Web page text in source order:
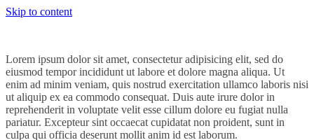
Skip to content
Lorem ipsum dolor sit amet, consectetur adipisicing elit, sed do
eiusmod tempor incididunt ut labore et dolore magna aliqua. Ut
enim ad minim veniam, quis nostrud exercitation ullamco laboris nisi
ut aliquip ex ea commodo consequat. Duis aute irure dolor in
reprehenderit in voluptate velit esse cillum dolore eu fugiat nulla
pariatur. Excepteur sint occaecat cupidatat non proident, sunt in
culpa qui officia deserunt mollit anim id est laborum.